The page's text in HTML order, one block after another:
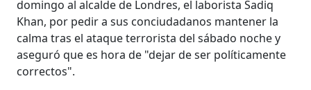
domingo al alcalde de Londres, el laborista Sadiq
Khan, por pedir a sus conciudadanos mantener la
calma tras el ataque terrorista del sábado noche y
aseguró que es hora de "dejar de ser políticamente
correctos".